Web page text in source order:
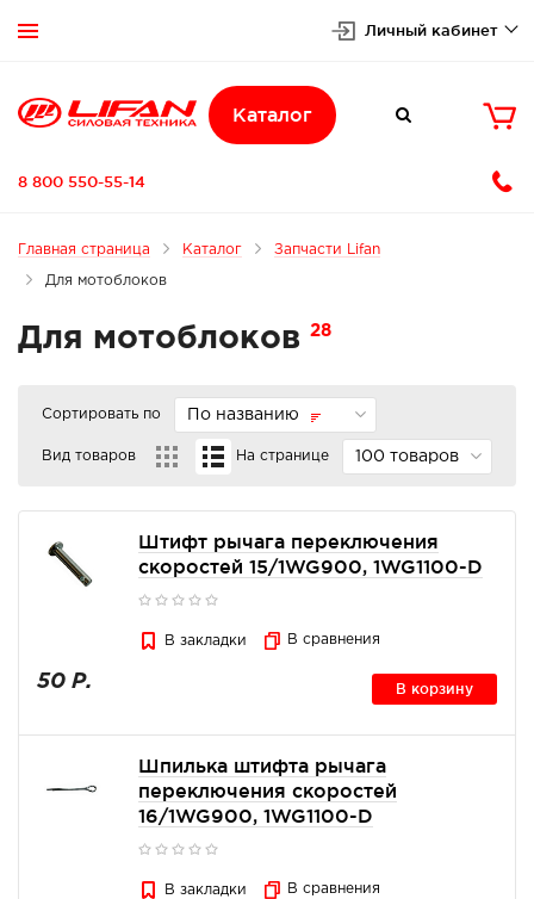
 Личный кабинет
Каталог  
8 800 550-55-14
Главная страница Каталог Запчасти Lifan
Для мотоблоков
Для мотоблоков 28
Сортировать по По названию
Вид товаров На странице 100 товаров
Штифт рычага переключения
скоростей 15/1WG900, 1WG1100-D
В закладки В сравнения
50 Р. В корзину
Шпилька штифта рычага
переключения скоростей
16/1WG900, 1WG1100-D
В закладки В сравнения